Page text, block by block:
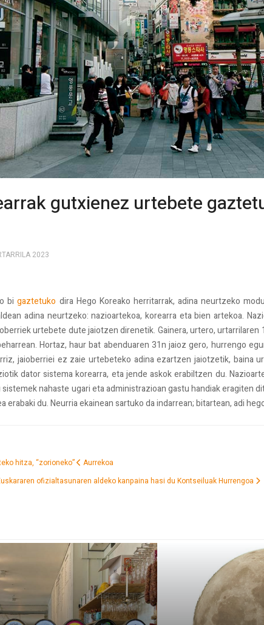
gutxienez urtebete
2023
bigaztetuko dira Hego Koreako herritarrak, adina neurtzeko
adina neurtzeko: nazioartekoa, korearra eta bien artekoa.
urtebete dute jaiotzen direnetik. Gainera, urtero,
Hortaz, haur bat abenduaren 31n jaioz gero, hurrengo
jaioberriei ez zaie urtebeteko adina ezartzen jaiotzetik, baina
dator sistema korearra, eta jende askok erabiltzen du.
nahaste ugari eta administrazioan gastu handiak eragiten
erabaki du. Neurria ekainean sartuko da indarrean; bitartean, adi
hitza, “zorioneko”
Aurrekoa
ofizialtasunaren aldeko kanpaina hasi du KontseiluakHurrengoa